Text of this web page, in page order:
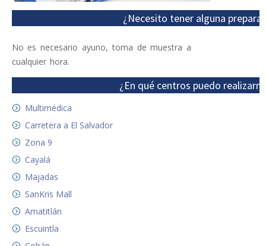
¿Necesito tener alguna
No es necesario ayuno, toma de muestra a
cualquier hora.
¿En qué centros puedo
Multimédica
Carretera a El Salvador
Zona 9
Cayalá
Majadas
SanKris Mall
Amatitlán
Escuintla